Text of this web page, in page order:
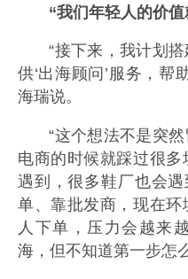
“我们年轻人的价
“接下来，我计划
供‘出海顾问’服务，帮
海瑞说。
“这个想法不是突
电商的时候就踩过很
遇到，很多鞋厂也会
单、靠批发商，现在环
人下单，压力会越来
海，但不知道第一步怎